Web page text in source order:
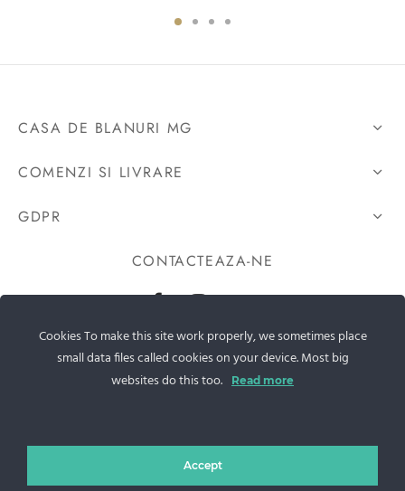
CASA DE BLANURI MG
COMENZI SI LIVRARE
GDPR
CONTACTEAZA-NE
Sos. Stefan cel Mare 46
+40 727 225 262
Cookies To make this site work properly, we sometimes place
small data files called cookies on your device. Most big
websites do this too.
Read more
Accept